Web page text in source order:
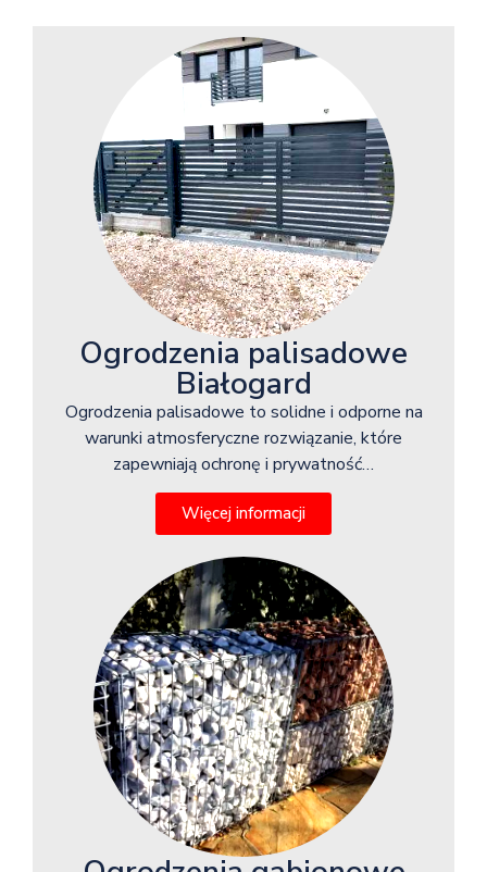
Ogrodzenia palisadowe
Białogard
Ogrodzenia palisadowe to solidne i odporne na
warunki atmosferyczne rozwiązanie, które
zapewniają ochronę i prywatność…
Więcej informacji